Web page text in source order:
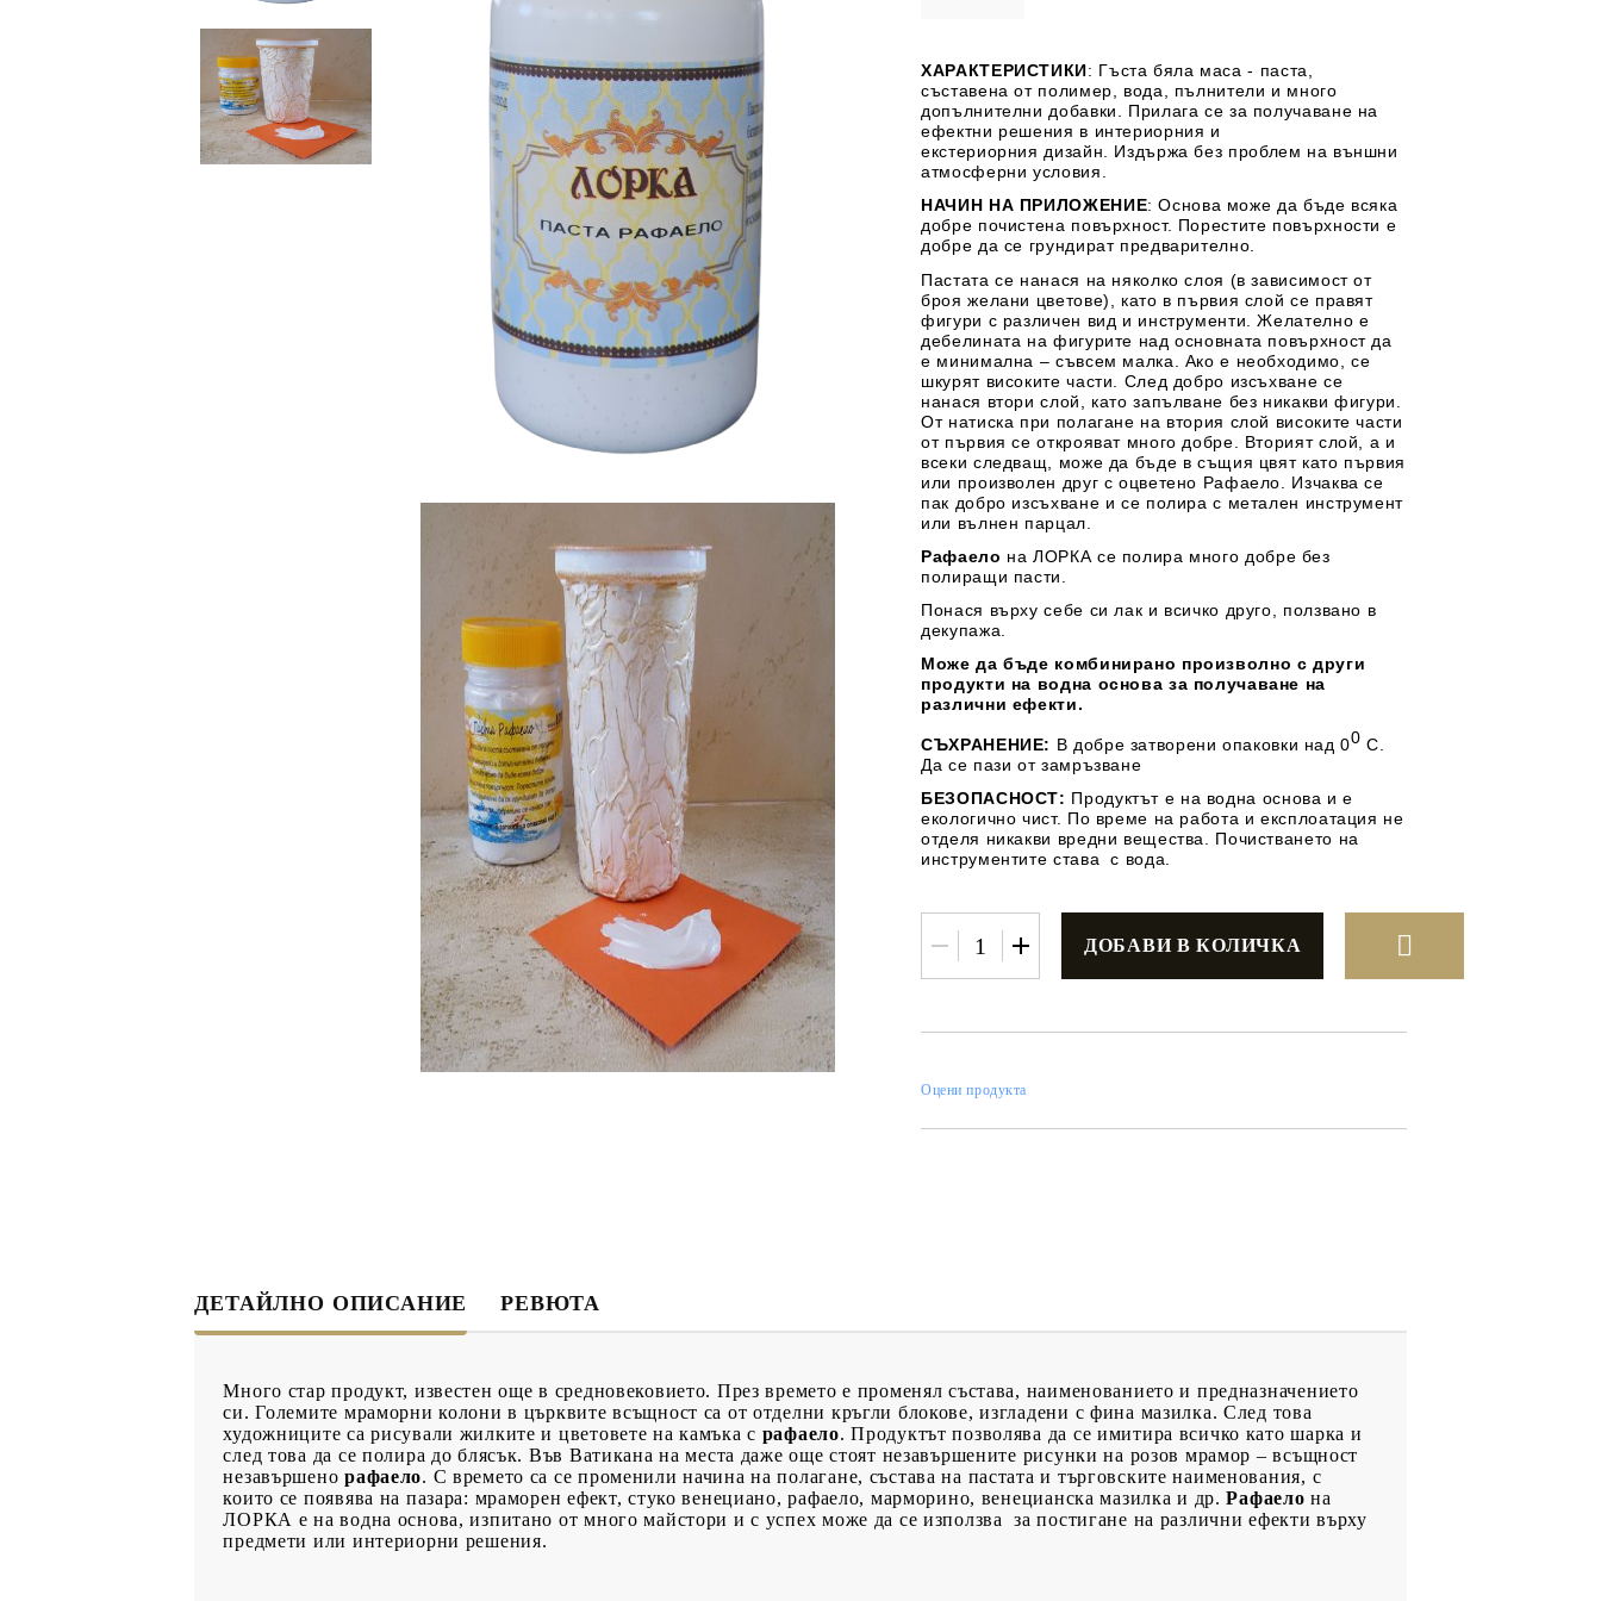
Рисуване върху вода )
ПАСТИ ЗА ДЕКУПАЖ
РЕЛЕФ - КВАРЦ
АНТИЧНИ ПАСТИ И
ВАКСИ
Антични Вакси
НЕУТРАЛНА ВАКСА
РЕСТАВРАЦИЯ НА
МЕБЕЛИ
ЕЛЕМЕНТИ ОТ
ШПЕРПЛАТ
МАТЕРИАЛИ ЗА
ОТЛИВАНЕ
МОЛДОВЕ
ДЕКОРАТИН
СИЛИКОН
ТЕЧЕН КАМЪК
КЕРАМИЧНА ПУДРА
АКРИЛЕН ЧИПС
Гипсо-Керамична смес
ЕПОКСИДНА СМОЛА
ДЕКОРАТИН
КАДИФЕ КОНТУР БАЙЦ РЕТРО ОБКОВ
ИНСТРУМЕНТИ КАТАЛОЗИ ПЪЛНИТЕЛИ
КОЛЕДНИ ПРОДУКТИ ПРЕОЦЕНЕНИ СТОКИ
МАСТИЛА И
ПИГМЕНТИ
ВАУЧЕР ЗА
ПАЗАРУВАНЕ
Share Tweet
ХАРАКТЕРИСТИКИ: Гъста бяла маса - паста,
съставена от полимер, вода, пълнители и много
допълнителни добавки. Прилага се за получаване на
ефектни решения в интериорния и
екстериорния дизайн.
Издържа без проблем на външни
атмосферни условия.
НАЧИН НА ПРИЛОЖЕНИЕ: Основа може да бъде всяка
добре почистена повърхност. Порестите повърхности е
добре да се грундират предварително.
Пастата се нанася на няколко слоя (в зависимост от
броя желани цветове), като в първия слой се правят
фигури с различен вид и инструменти. Желателно е
дебелината на фигурите над основната повърхност да
е минимална – съвсем малка. Ако е необходимо, се
шкурят високите части. След добро изсъхване се
нанася втори слой, като запълване без никакви фигури.
От натиска при полагане на втория слой високите части
от първия се открояват много добре. Вторият слой, а и
всеки следващ, може да бъде в същия цвят като първия
или произволен друг с оцветено Рафаело. Изчаква се
пак добро изсъхване и се полира с метален инструмент
или вълнен парцал.
Рафаело на ЛОРКА се полира много добре без
полиращи пасти.
Понася върху себе си лак и всичко друго, ползвано в
декупажа.
Може да бъде комбинирано произволно с други
продукти на водна основа за получаване на
различни ефекти.
СЪХРАНЕНИЕ: В добре затворeни опаковки над 00 С.
Да се пази от замръзване
БЕЗОПАСНОСТ: Продуктът е на водна основа и е
екологично чист. По време на работа и експлоатация не
отделя никакви вредни вещества. Почистването на
инструментите става с вода.
Оцени продукта
ДЕТАЙЛНО ОПИСАНИЕ РЕВЮТА
Много стар продукт, известен още в средновековието. През времето е променял състава, наименованието и предназначението
си. Големите мраморни колони в църквите всъщност са от отделни кръгли блокове, изгладени с фина мазилка. След това
художниците са рисували жилките и цветовете на камъка с рафаело. Продуктът позволява да се имитира всичко като шарка и
след това да се полира до блясък. Във Ватикана на места даже още стоят незавършените рисунки на розов мрамор – всъщност
незавършенорафаело. С времето са се променили начина на полагане, състава на пастата и търговските наименования, с
които се появява на пазара: мраморен ефект, стуко венециано, рафаело, марморино, венецианска мазилка и др.Рафаело на
ЛОРКА е на водна основа, изпитано от много майстори и с успех може да се използва за постигане на различни ефекти върху
предмети или интериорни решения.